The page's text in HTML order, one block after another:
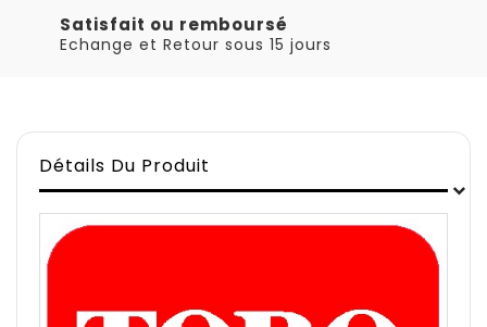
Satisfait ou remboursé
Echange et Retour sous 15 jours
Détails Du Produit